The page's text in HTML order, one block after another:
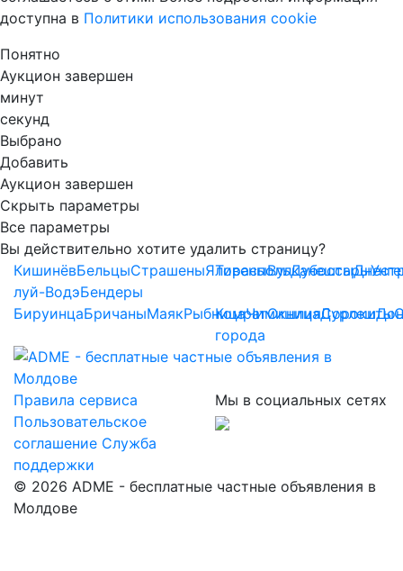
доступна в Политики использования cookie
Понятно
Аукцион завершен
минут
секунд
Выбрано
Добавить
Аукцион завершен
Скрыть параметры
Все параметры
Вы действительно хотите удалить страницу?
КишинёвБельцыСтрашеныЯловеныВулканешты
луй-ВодэБендеры
ТираспольДубоссары
БируинцаБричаныМаякРыбницаЧимишлияСороки
КомратОкницаДурлешты
города
Правила сервиса
Пользовательское
соглашение Служба
поддержки
Мы в социальных сетях
© 2026 ADME - бесплатные частные объявления в
Молдове